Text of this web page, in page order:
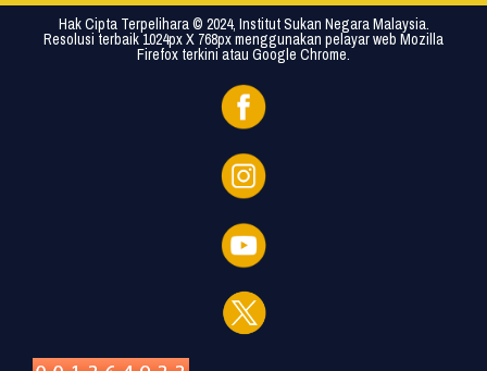
Hak Cipta Terpelihara © 2024, Institut Sukan Negara Malaysia.
Resolusi terbaik 1024px X 768px menggunakan pelayar web Mozilla
Firefox terkini atau Google Chrome.